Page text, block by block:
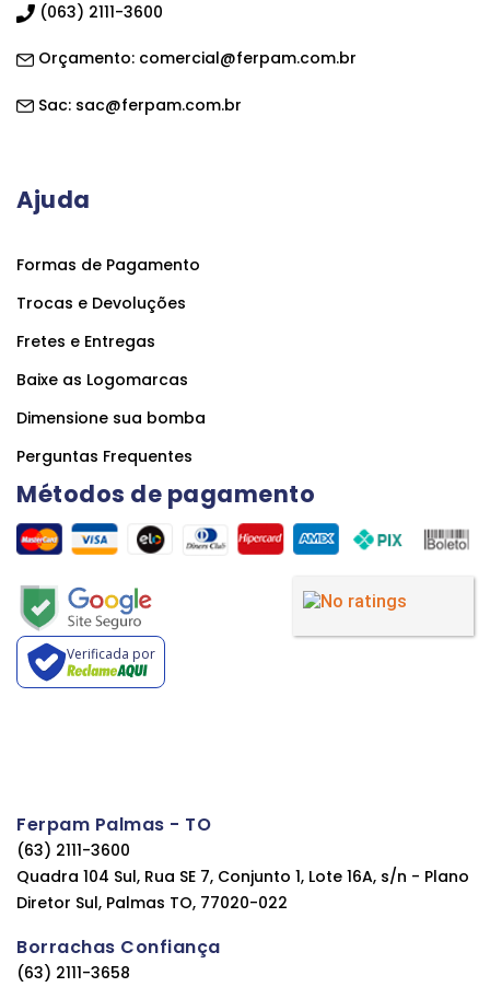
(063) 2111-3600
Orçamento: comercial@ferpam.com.br
Sac: sac@ferpam.com.br
Ajuda
Formas de Pagamento
Trocas e Devoluções
Fretes e Entregas
Baixe as Logomarcas
Dimensione sua bomba
Perguntas Frequentes
Métodos de pagamento
Verificada por
Ferpam Palmas - TO
(63) 2111-3600
Quadra 104 Sul, Rua SE 7, Conjunto 1, Lote 16A, s/n - Plano
Diretor Sul, Palmas TO, 77020-022
Borrachas Confiança
(63) 2111-3658